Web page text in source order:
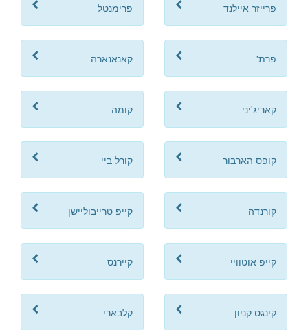
פרייזר איילנד פרימנטל
פרת' קאנאנארה
קאריג'יני קומה
קופס הארבור קורל ביי
קורנדה קייפ טרייבוליישן
קייפ אוטוויי קיירנס
קינגס קניון קלבארי